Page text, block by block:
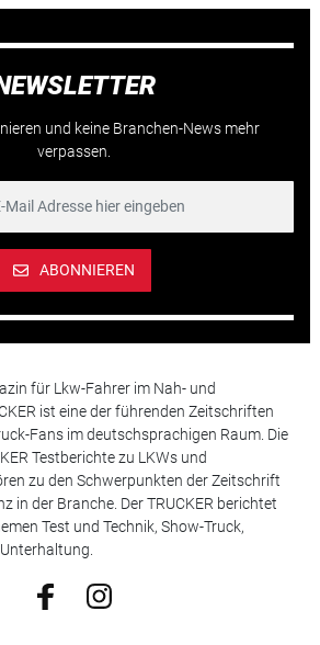
und keine Branchen-News mehr
verpassen.
ABONNIEREN
für Lkw-Fahrer im Nah- und
ist eine der führenden Zeitschriften
Fans im deutschsprachigen Raum. Die
Testberichte zu LKWs und
zu den Schwerpunkten der Zeitschrift
in der Branche. Der TRUCKER berichtet
Test und Technik, Show-Truck,